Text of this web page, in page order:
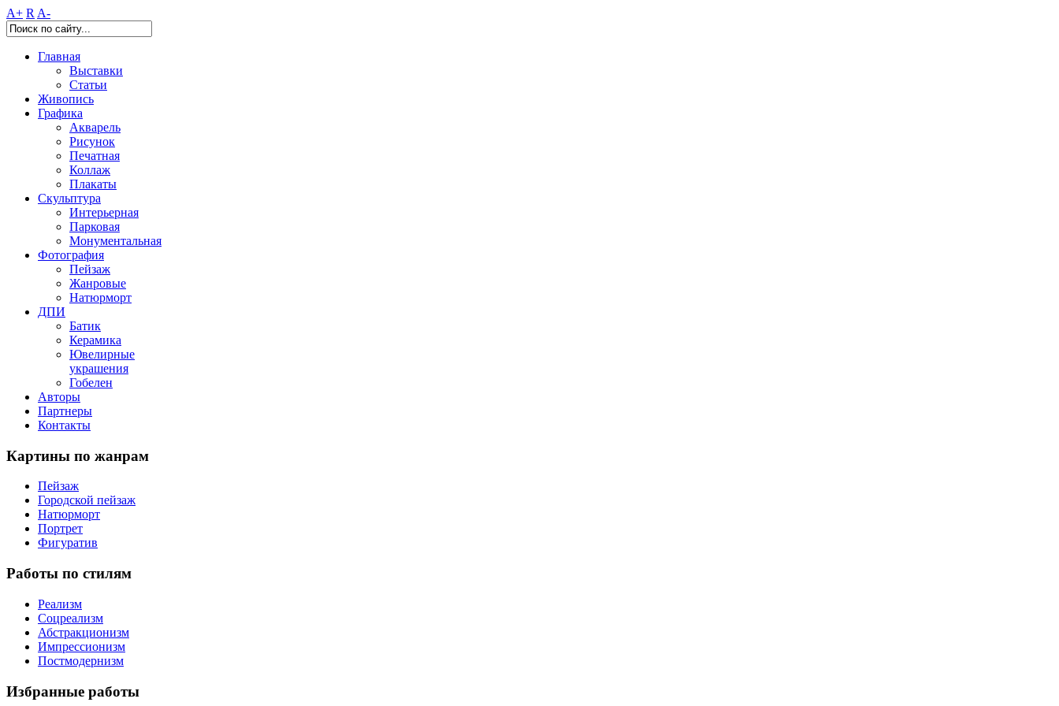
A+ R A-
Главная
Выставки
Статьи
Живопись
Графика
Акварель
Рисунок
Печатная
Коллаж
Плакаты
Скульптура
Интерьерная
Парковая
Монументальная
Фотография
Пейзаж
Жанровые
Натюрморт
ДПИ
Батик
Керамика
Ювелирные
украшения
Гобелен
Авторы
Партнеры
Контакты
Картины по жанрам
Пейзаж
Городской пейзаж
Натюрморт
Портрет
Фигуратив
Работы по стилям
Реализм
Соцреализм
Абстракционизм
Импрессионизм
Постмодернизм
Избранные работы